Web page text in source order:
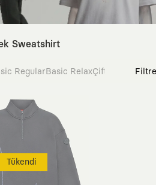
Sweatshirt
RegularBasic RelaxÇift Taraflı Filtre
Tükendi